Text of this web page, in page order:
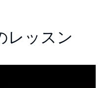
レッスン